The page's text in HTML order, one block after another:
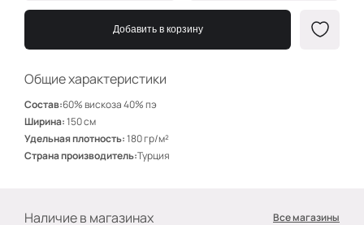
Общие характеристики
Состав:60% вискоза 40% пэ
Ширина:150 см
Удельная плотность:180 гр/м²
Страна производитель:Турция
Наличие в магазинах
Все магазины
Айвори/Ромбики
ХК1931
Мятный/Ромбики
ХК1932
Голубой/Ромбики
Добавить в корзину